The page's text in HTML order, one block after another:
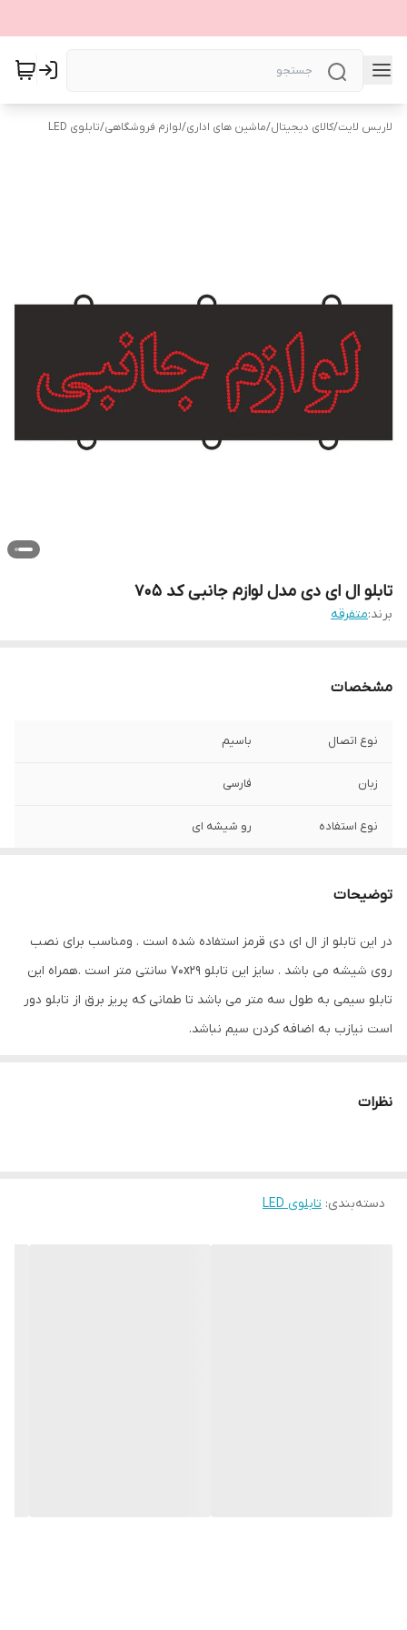
لاریس لایت/کالای دیجیتال/ماشین های اداری/لوازم فروشگاهی/تابلوی LED
تابلو ال ای دی مدل لوازم جانبی کد 705
برند:متفرقه
مشخصات
نوع اتصال باسیم
زبان فارسی
نوع استفاده رو شیشه ای
وزن 1000 گرم
توضیحات
در این تابلو از ال ای دی قرمز استفاده شده است . ومناسب برای نصب
روی شیشه می باشد . سایز این تابلو 70x29 سانتی متر است .همراه این
تابلو سیمی به طول سه متر می باشد تا طمانی که پریز برق از تابلو دور
است نیازب به اضافه کردن سیم نباشد.
نظرات
دسته‌بندی: تابلوی LED